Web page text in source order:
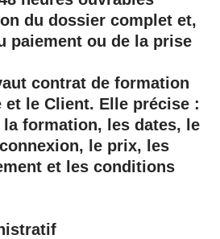
du dossier complet et,
paiement ou de la prise
contrat de formation
et le Client. Elle précise :
la formation, les dates, le
le prix, les
et les conditions